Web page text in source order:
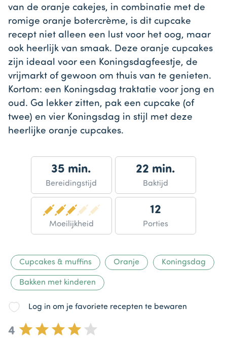
van de oranje cakejes, in combinatie met de
romige oranje botercrème, is dit cupcake
recept niet alleen een lust voor het oog, maar
ook heerlijk van smaak. Deze oranje cupcakes
zijn ideaal voor een Koningsdagfeestje, de
vrijmarkt of gewoon om thuis van te genieten.
Kortom: een Koningsdag traktatie voor jong en
oud. Ga lekker zitten, pak een cupcake (of
twee) en vier Koningsdag in stijl met deze
heerlijke oranje cupcakes.
35 min.
Bereidingstijd
22 min.
Baktijd
Moeilijkheid
12
Porties
Cupcakes & muffins Oranje Koningsdag
Bakken met kinderen
Log in om je favoriete recepten te bewaren
4